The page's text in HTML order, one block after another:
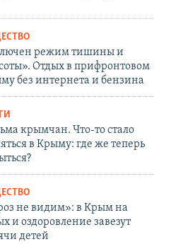
режим тишины и
Отдых в прифронтовом
без интернета и бензина
крымчан. Что-то стало
в Крыму: где же теперь
не видим»: в Крым на
и оздоровление завезут
детей